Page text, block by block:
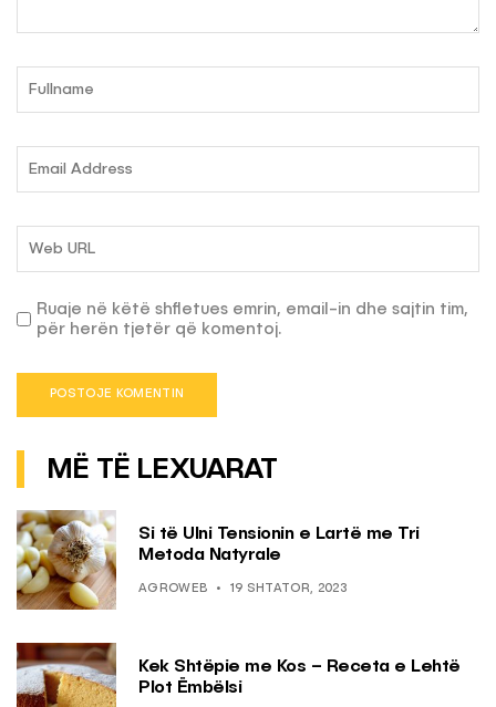
Ruaje në këtë shfletues emrin, email-in dhe sajtin tim,
për herën tjetër që komentoj.
MË TË LEXUARAT
Si të Ulni Tensionin e Lartë me Tri
Metoda Natyrale
AGROWEB 19 SHTATOR, 2023
Kek Shtëpie me Kos – Receta e Lehtë
Plot Ëmbëlsi